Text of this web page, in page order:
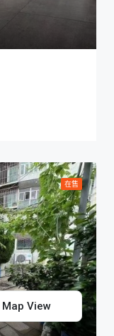
在售
Map View